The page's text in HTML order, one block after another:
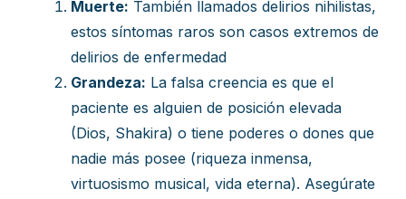
Muerte: También llamados delirios nihilistas,
estos síntomas raros son casos extremos de
delirios de enfermedad
Grandeza: La falsa creencia es que el
paciente es alguien de posición elevada
(Dios, Shakira) o tiene poderes o dones que
nadie más posee (riqueza inmensa,
virtuosismo musical, vida eterna). Asegúrate